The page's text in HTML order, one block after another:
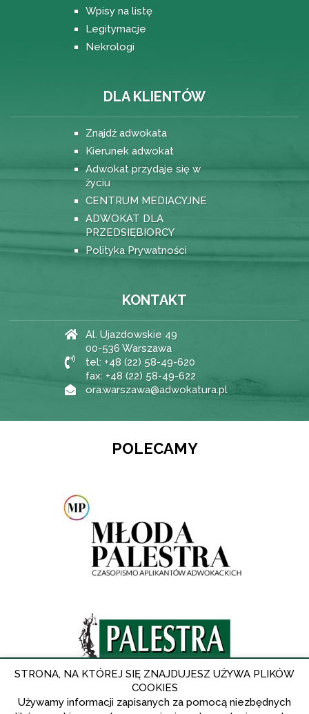
Wpisy na listę
Legitymacje
Nekrologi
DLA KLIENTÓW
Znajdź adwokata
Kierunek adwokat
Adwokat przydaje się w
życiu
CENTRUM MEDIACYJNE
ADWOKAT DLA
PRZEDSIĘBIORCY
Polityka Prywatności
KONTAKT
Al. Ujazdowskie 49
00-536 Warszawa
tel: +48 (22) 58-49-620
fax: +48 (22) 58-49-622
ora.warszawa@adwokatura.pl
POLECAMY
STRONA, NA KTÓREJ SIĘ ZNAJDUJESZ UŻYWA PLIKÓW
COOKIES
Używamy informacji zapisanych za pomocą niezbędnych